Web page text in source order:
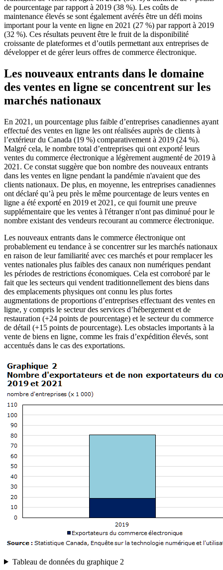
de pourcentage par rapport à 2019 (38 %). Les coûts de
maintenance élevés se sont également avérés être un défi moins
important pour la vente en ligne en 2021 (27 %) par rapport à 2019
(32 %). Ces résultats peuvent être le fruit de la disponibilité
croissante de plateformes et d’outils permettant aux entreprises de
développer et de gérer leurs offres de commerce électronique.
Les nouveaux entrants dans le domaine
des ventes en ligne se concentrent sur les
marchés nationaux
En 2021, un pourcentage plus faible d’entreprises canadiennes ayant
effectué des ventes en ligne les ont réalisées auprès de clients à
l’extérieur du Canada (19 %) comparativement à 2019 (24 %).
Malgré cela, le nombre total d’entreprises qui ont exporté leurs
ventes du commerce électronique a légèrement augmenté de 2019 à
2021. Ce constat suggère que bon nombre des nouveaux entrants
dans les ventes en ligne pendant la pandémie n'avaient que des
clients nationaux. De plus, en moyenne, les entreprises canadiennes
ont déclaré qu’à peu près le même pourcentage de leurs ventes en
ligne a été exporté en 2019 et 2021, ce qui fournit une preuve
supplémentaire que les ventes à l'étranger n'ont pas diminué pour le
nombre existant des vendeurs recourant au commerce électronique.
Les nouveaux entrants dans le commerce électronique ont
probablement eu tendance à se concentrer sur les marchés nationaux
en raison de leur familiarité avec ces marchés et pour remplacer les
ventes nationales plus faibles des canaux non numériques pendant
les périodes de restrictions économiques. Cela est corroboré par le
fait que les secteurs qui vendent traditionnellement des biens dans
des emplacements physiques ont connu les plus fortes
augmentations de proportions d’entreprises effectuant des ventes en
ligne, y compris le secteur des services d’hébergement et de
restauration (+24 points de pourcentage) et le secteur du commerce
de détail (+15 points de pourcentage). Les obstacles importants à la
vente de biens en ligne, comme les frais d’expédition élevés, sont
accentués dans le cas des exportations.
Tableau de données du graphique 2